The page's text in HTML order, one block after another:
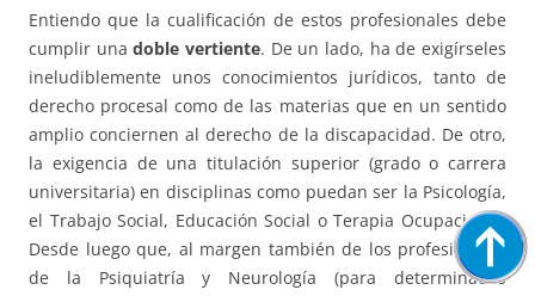
Entiendo que la cualificación de estos profesionales debe
cumplir unadoble vertiente. De un lado, ha de exigírseles
ineludiblemente unos conocimientos jurídicos, tanto de
derecho procesal como de las materias que en un sentido
amplio conciernen al derecho de la discapacidad. De otro,
la exigencia de una titulación superior (grado o carrera
universitaria) en disciplinas como puedan ser la Psicología,
el Trabajo Social, Educación Social o Terapia Ocupacional.
Desde luego que, al margen también de los profesionales
de la Psiquiatría y Neurología (para determinadas